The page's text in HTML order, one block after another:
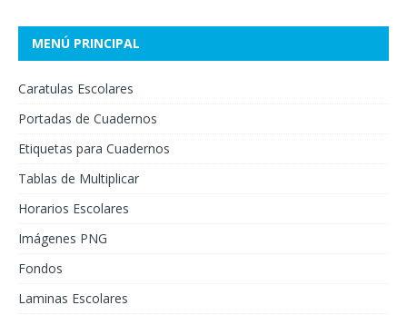
MENÚ PRINCIPAL
Caratulas Escolares
Portadas de Cuadernos
Etiquetas para Cuadernos
Tablas de Multiplicar
Horarios Escolares
Imágenes PNG
Fondos
Laminas Escolares